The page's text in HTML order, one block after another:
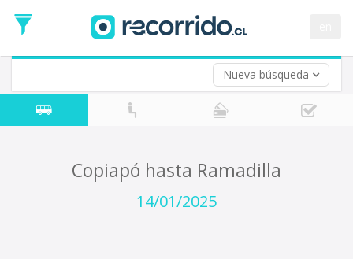
Nueva búsqueda
de
Ida
Vuelta (opcional)
Fecha
de
Copiapó hasta Ramadilla
14/01/2025